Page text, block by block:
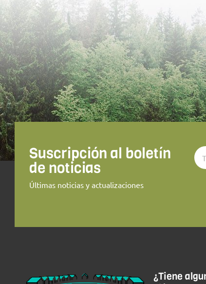
Suscripción al boletín
de noticias
Últimas noticias y actualizaciones
¿Tiene